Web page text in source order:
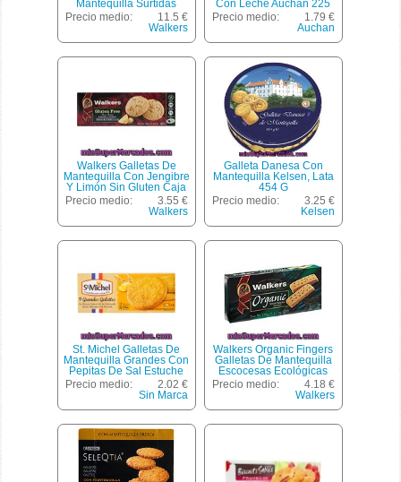
Mantequilla Surtidas
Estuche 350 G
Precio medio:
11.5 €
Walkers
Con Leche Auchan 225
Gramos
Precio medio:
1.79 €
Auchan
Walkers Galletas De
Mantequilla Con Jengibre
Y Limón Sin Gluten Caja
140 G
Precio medio:
3.55 €
Walkers
Galleta Danesa Con
Mantequilla Kelsen, Lata
454 G
Precio medio:
3.25 €
Kelsen
St. Michel Galletas De
Mantequilla Grandes Con
Pepitas De Sal Estuche
150 G
Precio medio:
2.02 €
Sin Marca
Walkers Organic Fingers
Galletas De Mantequilla
Escocesas Ecológicas
Envase 190 G
Precio medio:
4.18 €
Walkers